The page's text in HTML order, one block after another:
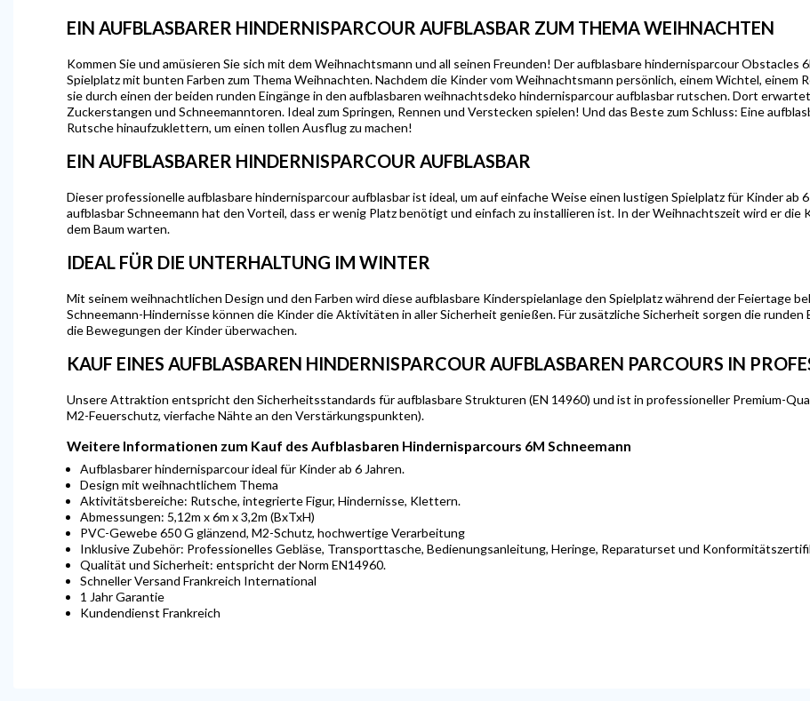
EIN AUFBLASBARER HINDERNISPARCOUR AUFBLASBAR ZUM THEMA WEIHNACHTEN
Kommen Sie und amüsieren Sie sich mit dem Weihnachtsmann und all seinen Freunden! Der aufblasbare hindernisparcour
Spielplatz mit bunten Farben zum Thema Weihnachten. Nachdem die Kinder vom Weihnachtsmann persönlich, einem Wichtel,
sie durch einen der beiden runden Eingänge in den aufblasbaren weihnachtsdeko hindernisparcour aufblasbar rutschen. Dort
Zuckerstangen und Schneemanntoren. Ideal zum Springen, Rennen und Verstecken spielen! Und das Beste zum Schluss: Eine
Rutsche hinaufzuklettern, um einen tollen Ausflug zu machen!
EIN AUFBLASBARER HINDERNISPARCOUR AUFBLASBAR
Dieser professionelle aufblasbare hindernisparcour aufblasbar ist ideal, um auf einfache Weise einen lustigen Spielplatz für Kinder ab
aufblasbar Schneemann hat den Vorteil, dass er wenig Platz benötigt und einfach zu installieren ist. In der Weihnachtszeit wird er
dem Baum warten.
IDEAL FÜR DIE UNTERHALTUNG IM WINTER
Mit seinem weihnachtlichen Design und den Farben wird diese aufblasbare Kinderspielanlage den Spielplatz während der Feiertage
Schneemann-Hindernisse können die Kinder die Aktivitäten in aller Sicherheit genießen. Für zusätzliche Sicherheit sorgen die
die Bewegungen der Kinder überwachen.
KAUF EINES AUFBLASBAREN HINDERNISPARCOUR AUFBLASBAREN PARCOURS IN
Unsere Attraktion entspricht den Sicherheitsstandards für aufblasbare Strukturen (EN 14960) und ist in professioneller Premium-
M2-Feuerschutz, vierfache Nähte an den Verstärkungspunkten).
Weitere Informationen zum Kauf des Aufblasbaren Hindernisparcours 6M Schneemann
Aufblasbarer hindernisparcour ideal für Kinder ab 6 Jahren.
Design mit weihnachtlichem Thema
Aktivitätsbereiche: Rutsche, integrierte Figur, Hindernisse, Klettern.
Abmessungen: 5,12m x 6m x 3,2m (BxTxH)
PVC-Gewebe 650 G glänzend, M2-Schutz, hochwertige Verarbeitung
Inklusive Zubehör: Professionelles Gebläse, Transporttasche, Bedienungsanleitung, Heringe, Reparaturset und
Qualität und Sicherheit: entspricht der Norm EN14960.
Schneller Versand Frankreich International
1 Jahr Garantie
Kundendienst Frankreich